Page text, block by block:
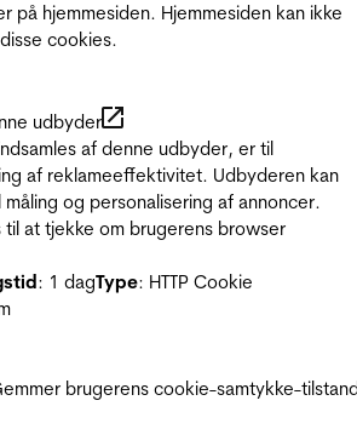
på hjemmesiden. Hjemmesiden kan ikke
cookies.
udbyder
af denne udbyder, er til
af reklameeffektivitet. Udbyderen kan
og personalisering af annoncer.
til at tjekke om brugerens browser
: 1 dagType: HTTP Cookie
brugerens cookie-samtykke-